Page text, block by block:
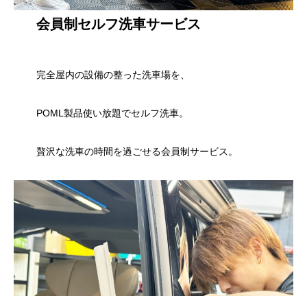
会員制セルフ洗車サービス
完全屋内の設備の整った洗車場を、
POML製品使い放題でセルフ洗車。
贅沢な洗車の時間を過ごせる会員制サービス。